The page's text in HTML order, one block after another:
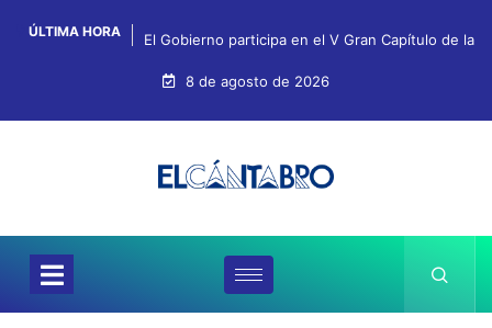
ÚLTIMA HORA El Gobierno participa en el V Gran Capítulo de la
8 de agosto de 2026